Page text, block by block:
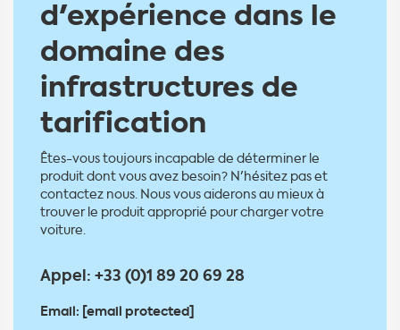
d'expérience dans le
domaine des
infrastructures de
tarification
Êtes-vous toujours incapable de déterminer le
produit dont vous avez besoin? N'hésitez pas et
contactez nous. Nous vous aiderons au mieux à
trouver le produit approprié pour charger votre
voiture.
Appel: +33 (0)1 89 20 69 28
Email: [email protected]